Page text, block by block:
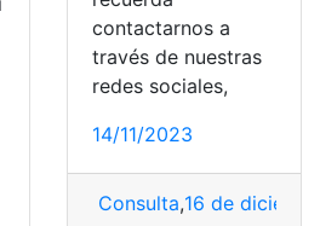
contactarnos a
través de nuestras
redes sociales,
14/11/2023
Consulta,16 de